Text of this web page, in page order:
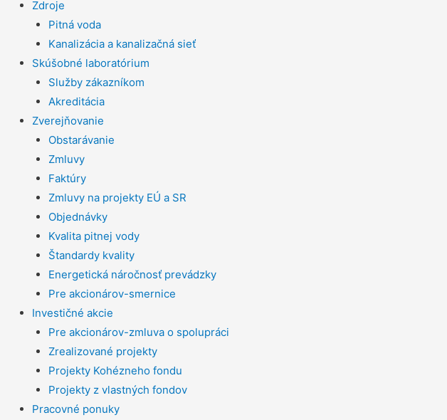
Zdroje
Pitná voda
Kanalizácia a kanalizačná sieť
Skúšobné laboratórium
Služby zákazníkom
Akreditácia
Zverejňovanie
Obstarávanie
Zmluvy
Faktúry
Zmluvy na projekty EÚ a SR
Objednávky
Kvalita pitnej vody
Štandardy kvality
Energetická náročnosť prevádzky
Pre akcionárov-smernice
Investičné akcie
Pre akcionárov-zmluva o spolupráci
Zrealizované projekty
Projekty Kohézneho fondu
Projekty z vlastných fondov
Pracovné ponuky